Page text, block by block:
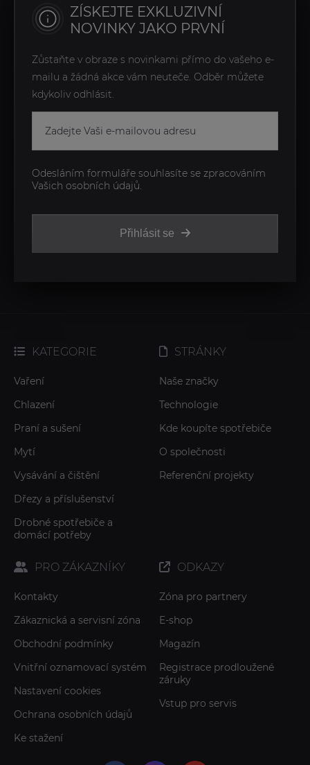
ZÍSKEJTE EXKLUZIVNÍ
NOVINKY JAKO PRVNÍ
Zůstaňte v obraze s novinkami přímo do vašeho e-
mailu a žádná akce vám neuteče. Odběr můžete
kdykoliv odhlásit.
Přihlásit se
Odesláním formuláře souhlasíte se zpracováním
Vašich osobních údajů.
KATEGORIE
Vaření
Chlazení
Praní a sušení
Mytí
Vysávání a čištění
Dřezy a příslušenství
Drobné spotřebiče a
domácí potřeby
STRÁNKY
Naše značky
Technologie
Kde koupíte spotřebiče
O společnosti
Referenční projekty
PRO ZÁKAZNÍKY
Kontakty
Zákaznická a servisní zóna
Obchodní podmínky
Vnitřní oznamovací systém
Nastavení cookies
Ochrana osobních údajů
Ke stažení
ODKAZY
Zóna pro partnery
E-shop
Magazín
Registrace prodloužené
záruky
Vstup pro servis